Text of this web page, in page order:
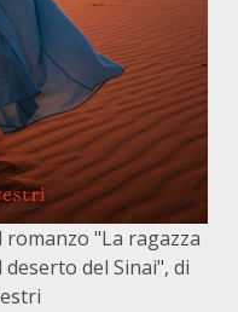
"La ragazza
del Sinai", di